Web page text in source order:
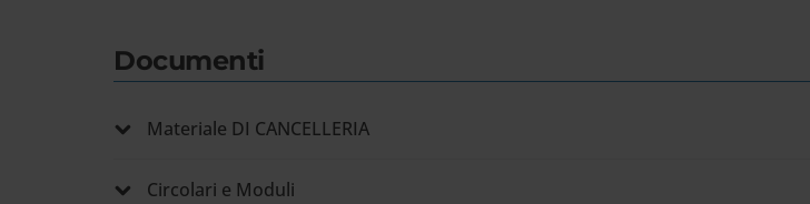
Documenti
Materiale DI CANCELLERIA
Circolari e Moduli